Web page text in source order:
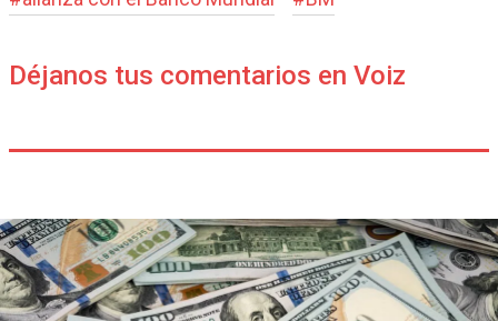
Déjanos tus comentarios en Voiz